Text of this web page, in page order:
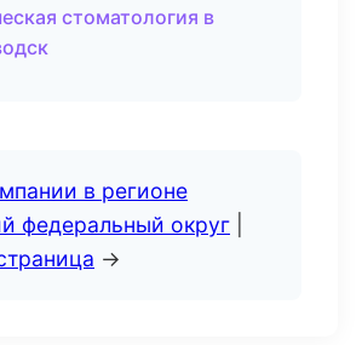
стоматология в
в регионе
федеральный округ
→